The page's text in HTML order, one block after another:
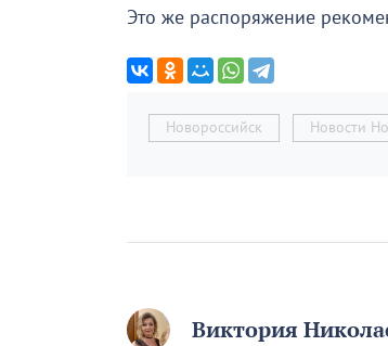
Это же распоряжение
Новороссийск Новости
Виктория